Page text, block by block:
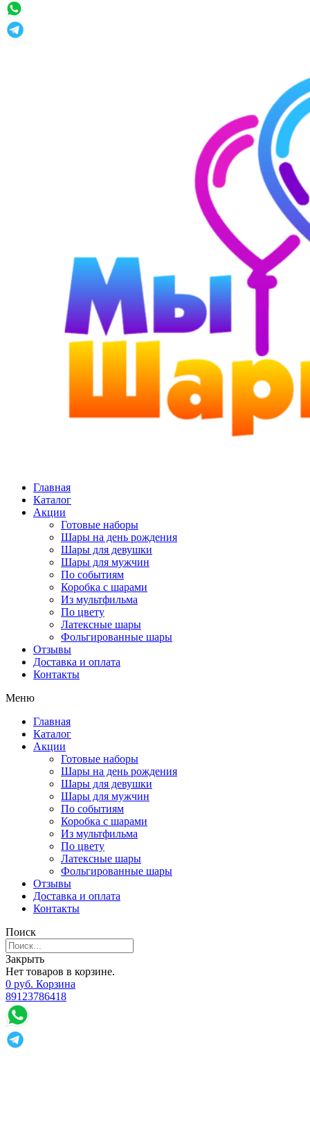
Главная
Каталог
Акции
Готовые наборы
Шары на день рождения
Шары для девушки
Шары для мужчин
По событиям
Коробка с шарами
Из мультфильма
По цвету
Латексные шары
Фольгированные шары
Отзывы
Доставка и оплата
Контакты
Меню
Главная
Каталог
Акции
Готовые наборы
Шары на день рождения
Шары для девушки
Шары для мужчин
По событиям
Коробка с шарами
Из мультфильма
По цвету
Латексные шары
Фольгированные шары
Отзывы
Доставка и оплата
Контакты
Поиск
Закрыть
Нет товаров в корзине.
0 руб. Корзина
89123786418